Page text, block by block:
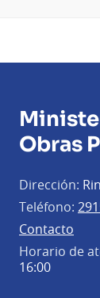
Obras
Dirección:
Teléfono:
Contacto
Horario de
16:00